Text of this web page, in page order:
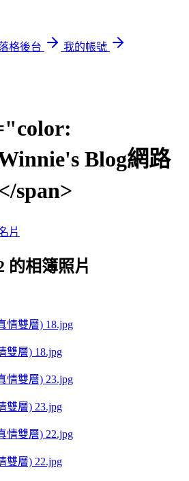
格後台
我的帳號
Blog網路
span>
片
的相簿照片
雙層) 18.jpg
雙層) 23.jpg
雙層) 22.jpg